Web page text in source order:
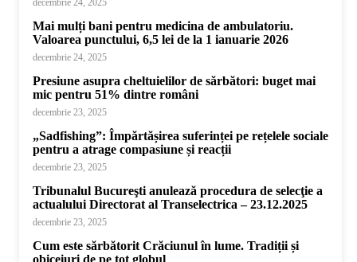
decembrie 24, 2025
Mai mulți bani pentru medicina de ambulatoriu.
Valoarea punctului, 6,5 lei de la 1 ianuarie 2026
decembrie 24, 2025
Presiune asupra cheltuielilor de sărbători: buget mai
mic pentru 51% dintre români
decembrie 23, 2025
„Sadfishing”: Împărtășirea suferinței pe rețelele sociale
pentru a atrage compasiune și reacții
decembrie 23, 2025
Tribunalul Bucureşti anulează procedura de selecţie a
actualului Directorat al Transelectrica – 23.12.2025
decembrie 23, 2025
Cum este sărbătorit Crăciunul în lume. Tradiții și
obiceiuri de pe tot globul